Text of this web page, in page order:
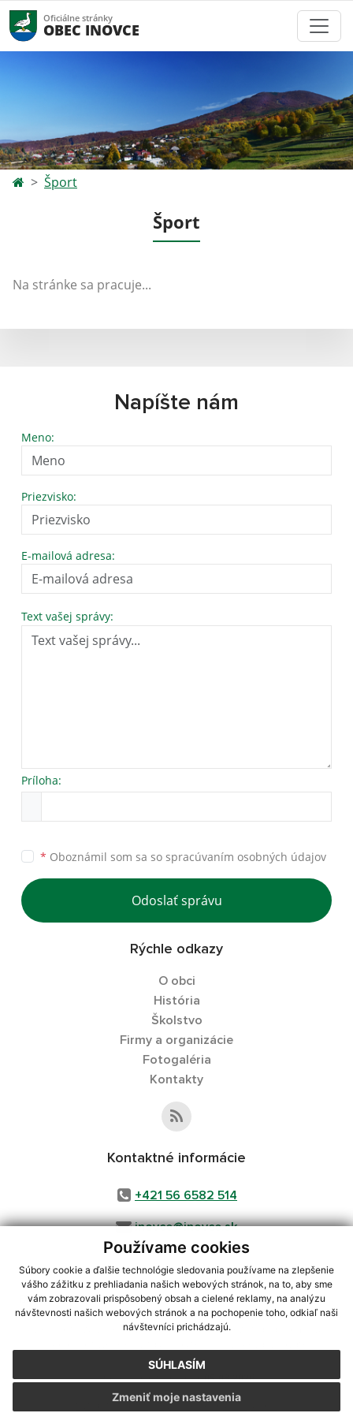
Používame cookies
Súbory cookie a ďalšie technológie sledovania používame na zlepšenie
vášho zážitku z prehliadania našich webových stránok, na to, aby sme
vám zobrazovali prispôsobený obsah a cielené reklamy, na analýzu
návštevnosti našich webových stránok a na pochopenie toho, odkiaľ naši
návštevníci prichádzajú.
SÚHLASÍM
Zmeniť moje nastavenia
Oficiálne stránky
OBEC INOVCE
Šport
Šport
Na stránke sa pracuje...
Napíšte nám
Meno:
Priezvisko:
E-mailová adresa:
Text vašej správy:
Príloha:
* Oboznámil som sa so spracúvaním osobných údajov
Odoslať správu
Rýchle odkazy
O obci
História
Školstvo
Firmy a organizácie
Fotogaléria
Kontakty
Kontaktné informácie
+421 56 6582 514
inovce@inovce.sk
využite možnosť získavania aktuálnych informácií s využitím RSS
CMS systém (redakčný) systém ECHELON 2,Mapa stránok,web portál
webex.digital, s.r.o.,domény,registrácia domény
Posledná aktualizácia:05.08.2026
Vytlačiť stránku|Vyhlásenie o prístupnosti